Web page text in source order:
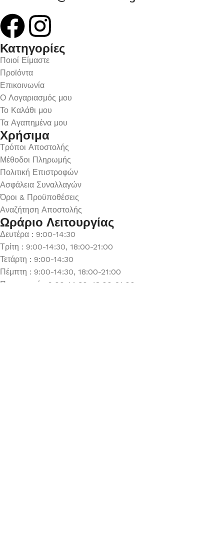
Κατηγορίες
Ποιοί Είμαστε
Προϊόντα
Επικοινωνία
Ο Λογαριασμός μου
Το Καλάθι μου
Τα Αγαπημένα μου
Χρήσιμα
Τρόποι Αποστολής
Μέθοδοι Πληρωμής
Πολιτική Επιστροφών
Ασφάλεια Συναλλαγών
Όροι & Προϋποθέσεις
Αναζήτηση Αποστολής
Ωράριο Λειτουργίας
Δευτέρα : 9:00-14:30
Τρίτη : 9:00-14:30, 18:00-21:00
Τετάρτη : 9:00-14:30
Πέμπτη : 9:00-14:30, 18:00-21:00
Παρασκευή : 9:00-14:30, 18:00-21:00